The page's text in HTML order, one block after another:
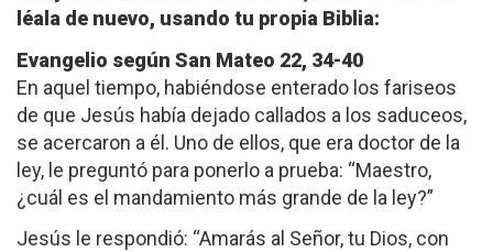
léala de nuevo, usando tu propia Biblia:
Evangelio según San Mateo 22, 34-40
En aquel tiempo, habiéndose enterado los fariseos
de que Jesús había dejado callados a los saduceos,
se acercaron a él. Uno de ellos, que era doctor de la
ley, le preguntó para ponerlo a prueba: “Maestro,
¿cuál es el mandamiento más grande de la ley?”
Jesús le respondió: “Amarás al Señor, tu Dios, con